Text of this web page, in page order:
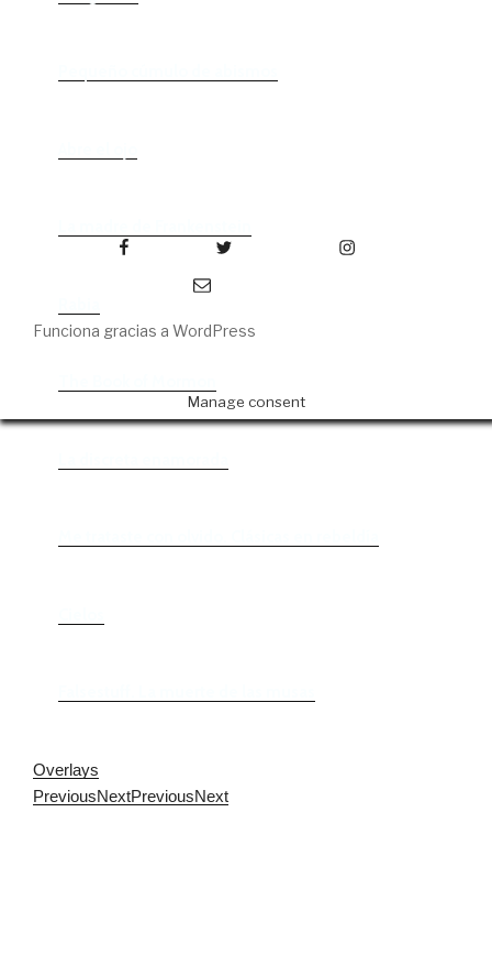
Overlays
PreviousNextPreviousNext
Facebook Twitter
Correo electrónico
Funciona gracias a WordPress
Manage consent